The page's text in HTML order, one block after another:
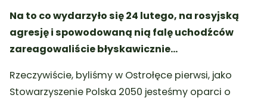
Na to co wydarzyło się 24 lutego, na rosyjską
agresję i spowodowaną nią falę uchodźców
zareagowaliście błyskawicznie…
Rzeczywiście, byliśmy w Ostrołęce pierwsi, jako
Stowarzyszenie Polska 2050 jesteśmy oparci o